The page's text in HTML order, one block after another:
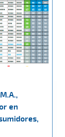
en